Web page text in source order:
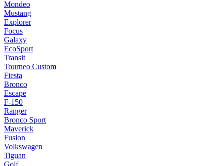
Mondeo
Mustang
Explorer
Focus
Galaxy
EcoSport
Transit
Tourneo Custom
Fiesta
Bronco
Escape
F-150
Ranger
Bronco Sport
Maverick
Fusion
Volkswagen
Tiguan
Golf